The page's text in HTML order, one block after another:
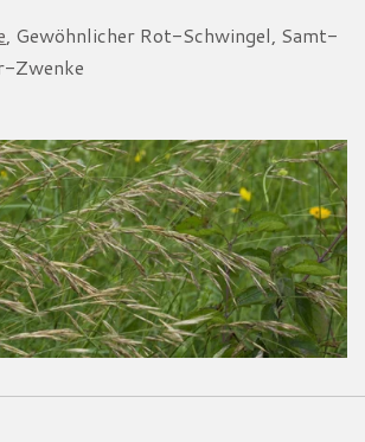
, Gewöhnlicher Rot-Schwingel, Samt-
Zwenke